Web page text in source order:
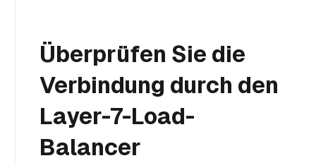
Überprüfen Sie die
Verbindung durch den
Layer-7-Load-
Balancer